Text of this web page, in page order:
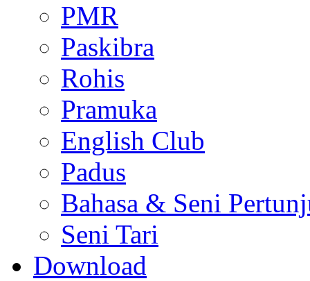
PMR
Paskibra
Rohis
Pramuka
English Club
Padus
Bahasa & Seni
Seni Tari
Download